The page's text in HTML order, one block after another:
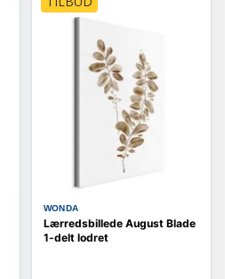
WONDA
Lærredsbillede August Blade
1-delt lodret